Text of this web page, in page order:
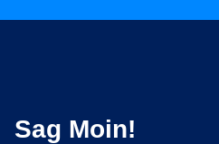
Sag Moin!